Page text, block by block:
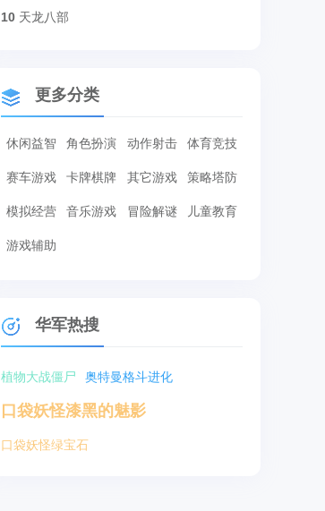
10 天龙八部
更多分类
休闲益智 角色扮演 动作射击 体育竞技
赛车游戏 卡牌棋牌 其它游戏 策略塔防
模拟经营 音乐游戏 冒险解谜 儿童教育
游戏辅助
华军热搜
植物大战僵尸 奥特曼格斗进化
口袋妖怪漆黑的魅影
口袋妖怪绿宝石